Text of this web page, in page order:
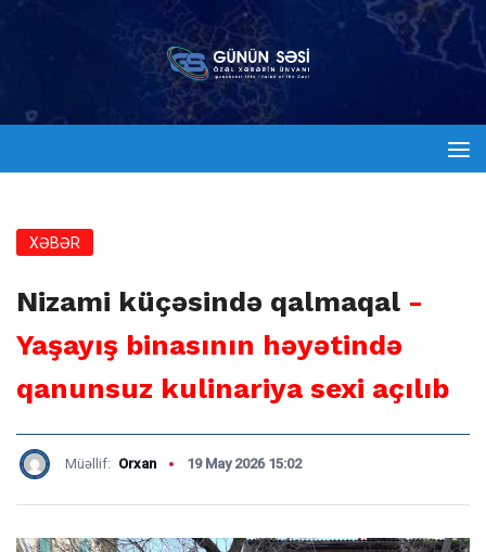
XƏBƏR
Nizami küçəsində qalmaqal -
Yaşayış binasının həyətində
qanunsuz kulinariya sexi açılıb
Müəllif: Orxan 19 May 2026 15:02